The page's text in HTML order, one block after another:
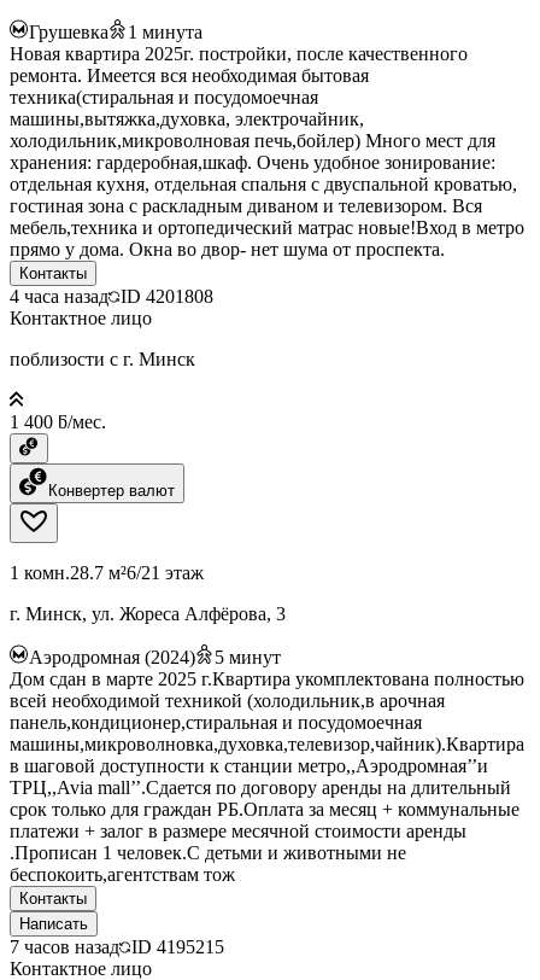
Грушевка 1 минута
Новая квартира 2025г. постройки, после качественного
ремонта. Имеется вся необходимая бытовая
техника(стиральная и посудомоечная
машины,вытяжка,духовка, электрочайник,
холодильник,микроволновая печь,бойлер) Много мест для
хранения: гардеробная,шкаф. Очень удобное зонирование:
отдельная кухня, отдельная спальня с двуспальной кроватью,
гостиная зона с раскладным диваном и телевизором. Вся
мебель,техника и ортопедический матрас новые!Вход в метро
прямо у дома. Окна во двор- нет шума от проспекта.
Контакты
4 часа назад ID 4201808
Контактное лицо
поблизости с г. Минск
1 400 ƃ/мес.
Конвертер валют
1 комн.28.7 м²6/21 этаж
г. Минск, ул. Жореса Алфёрова, 3
Аэродромная (2024) 5 минут
Дом сдан в марте 2025 г.Квартира укомплектована полностью
всей необходимой техникой (холодильник,в арочная
панель,кондиционер,стиральная и посудомоечная
машины,микроволновка,духовка,телевизор,чайник).Квартира
в шаговой доступности к станции метро,,Аэродромная’’и
ТРЦ,,Avia mall’’.Сдается по договору аренды на длительный
срок только для граждан РБ.Оплата за месяц + коммунальные
платежи + залог в размере месячной стоимости аренды
.Прописан 1 человек.С детьми и животными не
беспокоить,агентствам тож
Контакты
Написать
7 часов назад ID 4195215
Контактное лицо